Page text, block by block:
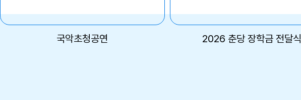
국악초청공연 2026 춘당 장학금 전달식